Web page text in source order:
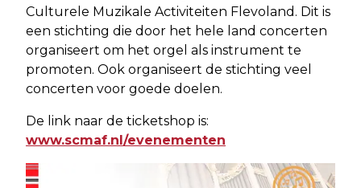
Culturele Muzikale Activiteiten Flevoland. Dit is
een stichting die door het hele land concerten
organiseert om het orgel als instrument te
promoten. Ook organiseert de stichting veel
concerten voor goede doelen.
De link naar de ticketshop is:
www.scmaf.nl/evenementen